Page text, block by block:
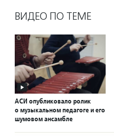
ВИДЕО ПО ТЕМЕ
АСИ опубликовало ролик
о музыкальном педагоге и его
шумовом ансамбле